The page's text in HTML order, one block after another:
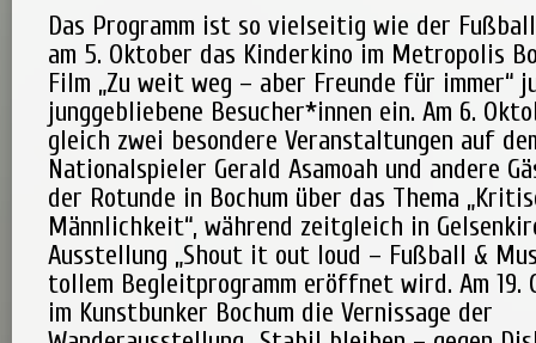
Das Programm ist so vielseitig wie der
am 5. Oktober das Kinderkino im Metropolis
Film „Zu weit weg – aber Freunde für immer“
junggebliebene Besucher*innen ein. Am 6.
gleich zwei besondere Veranstaltungen auf
Nationalspieler Gerald Asamoah und andere
der Rotunde in Bochum über das Thema
Männlichkeit“, während zeitgleich in
Ausstellung „Shout it out loud – Fußball &
tollem Begleitprogramm eröffnet wird. Am
im Kunstbunker Bochum die Vernissage der